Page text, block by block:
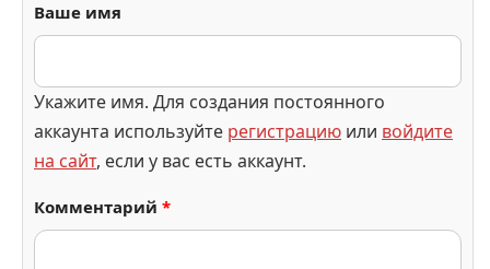
Ваше имя
Укажите имя. Для создания постоянного
аккаунта используйте регистрацию или войдите
на сайт, если у вас есть аккаунт.
Комментарий *